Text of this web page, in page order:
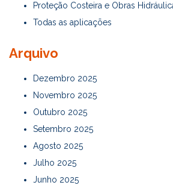
Proteção Costeira e Obras
Todas as aplicações
Arquivo
Dezembro 2025
Novembro 2025
Outubro 2025
Setembro 2025
Agosto 2025
Julho 2025
Junho 2025